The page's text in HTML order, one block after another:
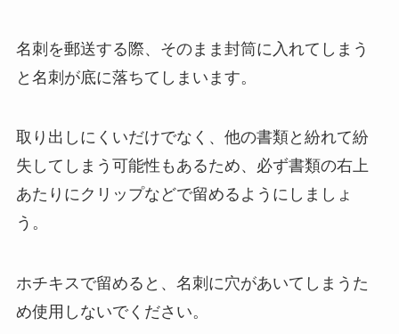
名刺を郵送する際、そのまま封筒に入れてしまう
と名刺が底に落ちてしまいます。
取り出しにくいだけでなく、他の書類と紛れて紛
失してしまう可能性もあるため、必ず書類の右上
あたりにクリップなどで留めるようにしましょ
う。
ホチキスで留めると、名刺に穴があいてしまうた
め使用しないでください。